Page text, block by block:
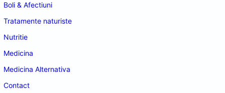
Boli & Afectiuni
Tratamente naturiste
Nutritie
Medicina
Medicina Alternativa
Contact